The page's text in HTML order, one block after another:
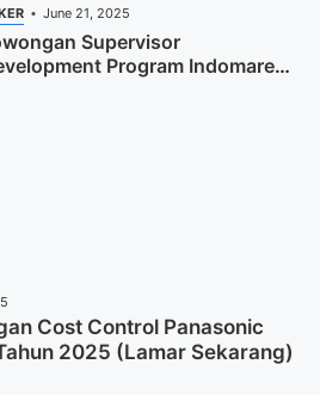
June 21, 2025
Supervisor
Program Indomaret
Cost Control Panasonic
2025 (Lamar Sekarang)